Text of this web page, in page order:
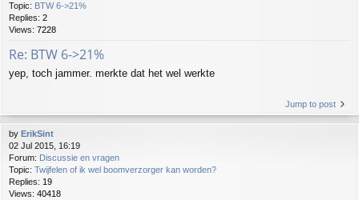
Topic: BTW 6->21%
Replies: 2
Views: 7228
Re: BTW 6->21%
yep, toch jammer. merkte dat het wel werkte
Jump to post
by ErikSint
02 Jul 2015, 16:19
Forum: Discussie en vragen
Topic: Twijfelen of ik wel boomverzorger kan worden?
Replies: 19
Views: 40418